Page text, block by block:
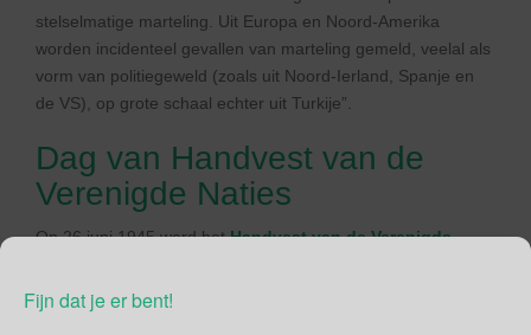
Fijn dat je er bent!
stelselmatige marteling. Uit Europa en Noord-Amerika
worden incidenteel gevallen van marteling gemeld, veelal als
vorm van politiegeweld (zoals uit Noord-Ierland, Spanje en
de VS), op grote schaal echter uit Turkije”.
Dag van Handvest van de
Verenigde Naties
Op 26 juni 1945 werd hetHandvest van de Verenigde
lidstaten van de VN. Wel een momentje om even bij stil te
staan maar uiteindelijk vieren we op 24 oktober met de